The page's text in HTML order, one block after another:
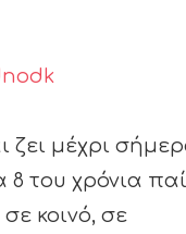
ζει μέχρι
του χρόνια
κοινό, σε